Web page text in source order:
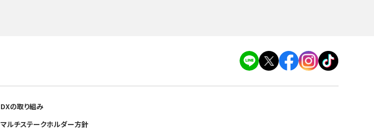
DXの取り組み
マルチステークホルダー方針